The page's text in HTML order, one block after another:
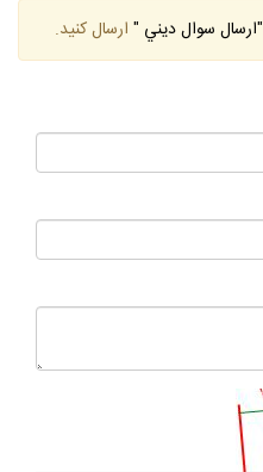
"ارسال سوال ديني " ارسال كنيد.